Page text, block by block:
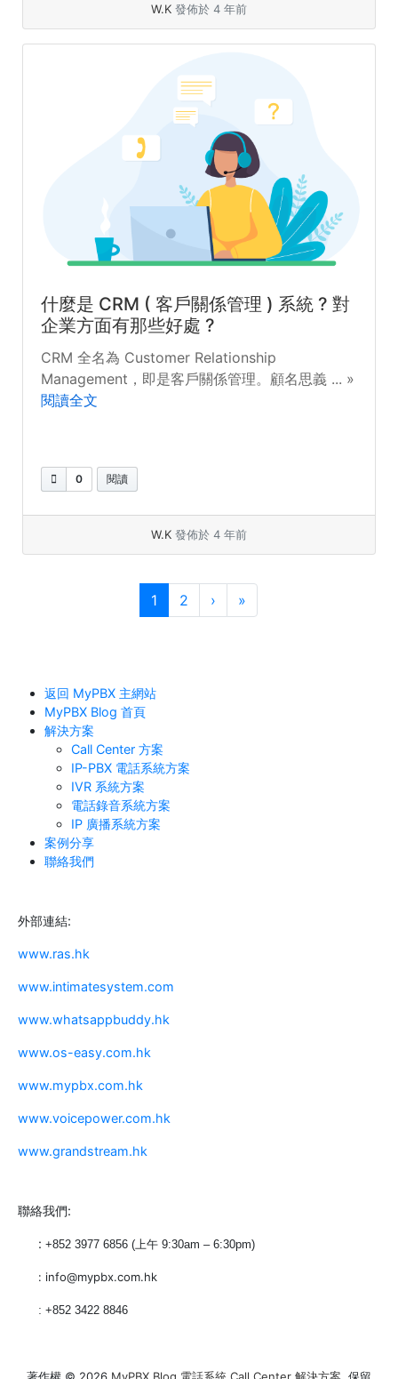
W.K 發佈於 4 年前
什麼是 CRM ( 客戶關係管理 ) 系統 ? 對
企業方面有那些好處 ?
CRM 全名為 Customer Relationship
Management，即是客戶關係管理。顧名思義 ... »
閱讀全文
0 閱讀
W.K 發佈於 4 年前
目前頁面
1 頁次
2 › »
返回 MyPBX 主網站
MyPBX Blog 首頁
解決方案
Call Center 方案
IP-PBX 電話系統方案
IVR 系統方案
電話錄音系統方案
IP 廣播系統方案
案例分享
聯絡我們
外部連結:
www.ras.hk
www.intimatesystem.com
www.whatsappbuddy.hk
www.os-easy.com.hk
www.mypbx.com.hk
www.voicepower.com.hk
www.grandstream.hk
聯絡我們:
: +852 3977 6856 (上午 9:30am – 6:30pm)
: info@mypbx.com.hk
: +852 3422 8846
著作權 © 2026 MyPBX Blog 電話系統 Call Center 解決方案 . 保留